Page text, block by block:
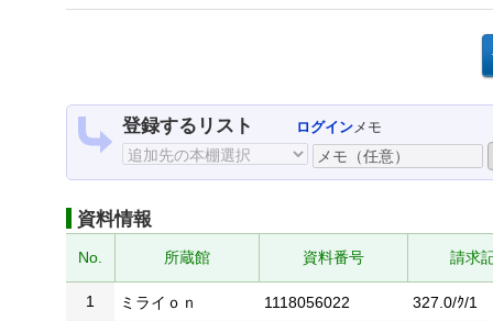
登録するリスト ログインメモ
資料情報
No. 所蔵館 資料番号 請求
1 ミライｏｎ 1118056022 327.0/ｸ/1